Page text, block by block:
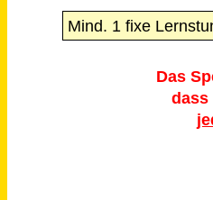
Mind. 1 fixe
Das
dass